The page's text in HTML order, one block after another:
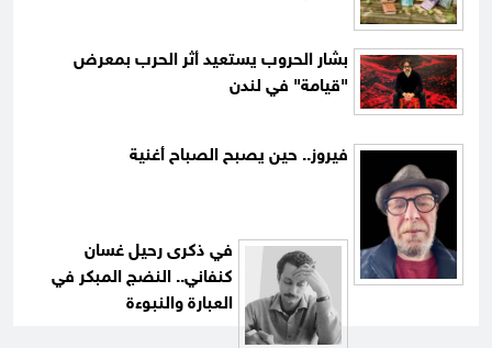
بشار الحروب يستعيد أثر الحرب بمعرض
"قيامة" في لندن
فيروز.. حين يصبح الصباح أغنية
في ذكرى رحيل غسان
كنفاني.. النضج المبكر في
العبارة والنبوءة